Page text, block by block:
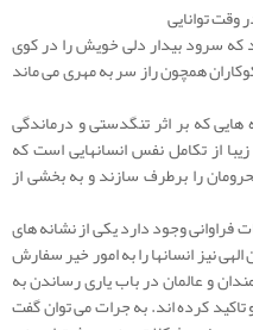
وقت توانایی
که سرود بیدار دلی خویش را در کوی
همچون راز سر به مهری می ماند
هایی که بر اثر تنگدستی و درماندگی
از تکامل نفس انسانهایی است که
را برطرف سازند و به بخشی از
وجود دارد یکی از نشانه های
نیز انسانها را به امور خیر سفارش
و عالمان در باب یاری رساندن به
تاکید کرده اند. به جرات می توان گفت